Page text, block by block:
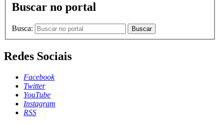
Buscar no portal
Busca: Buscar
Redes Sociais
Facebook
Twitter
YouTube
Instagram
RSS